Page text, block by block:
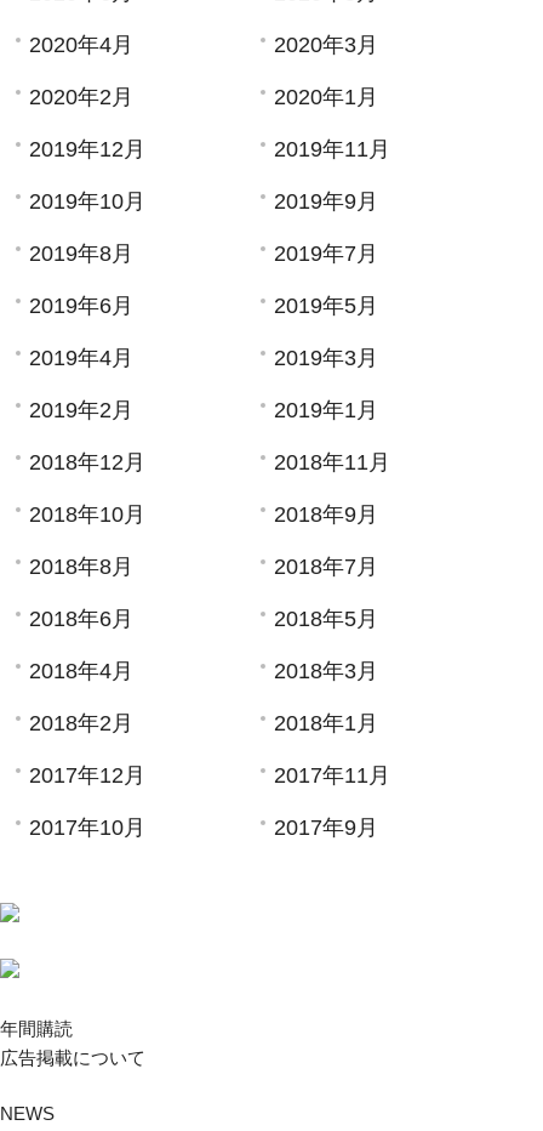
2020年4月 2020年3月
2020年2月 2020年1月
2019年12月 2019年11月
2019年10月 2019年9月
2019年8月 2019年7月
2019年6月 2019年5月
2019年4月 2019年3月
2019年2月 2019年1月
2018年12月 2018年11月
2018年10月 2018年9月
2018年8月 2018年7月
2018年6月 2018年5月
2018年4月 2018年3月
2018年2月 2018年1月
2017年12月 2017年11月
2017年10月 2017年9月
年間購読
広告掲載について
NEWS